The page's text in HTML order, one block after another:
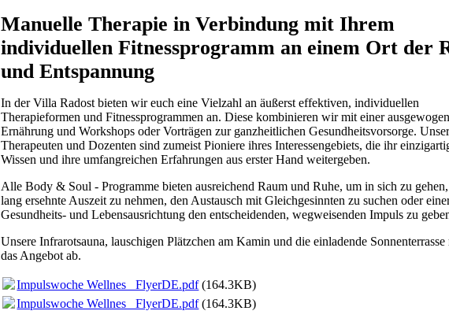
Manuelle Therapie in Verbindung mit Ihrem
individuellen Fitnessprogramm an einem Ort der
und Entspannung
In der Villa Radost bieten wir euch eine Vielzahl an äußerst effektiven, individuellen
Therapieformen und Fitnessprogrammen an. Diese kombinieren wir mit einer
Ernährung und Workshops oder Vorträgen zur ganzheitlichen Gesundheitsvorsorge.
Therapeuten und Dozenten sind zumeist Pioniere ihres Interessengebiets, die ihr
Wissen und ihre umfangreichen Erfahrungen aus erster Hand weitergeben.
Alle Body & Soul - Programme bieten ausreichend Raum und Ruhe, um in sich zu
lang ersehnte Auszeit zu nehmen, den Austausch mit Gleichgesinnten zu suchen oder
Gesundheits- und Lebensausrichtung den entscheidenden, wegweisenden Impuls zu
Unsere Infrarotsauna, lauschigen Plätzchen am Kamin und die einladende Sonnenterrasse
das Angebot ab.
Impulswoche Wellnes_ FlyerDE.pdf(164.3KB)
Impulswoche Wellnes_ FlyerDE.pdf(164.3KB)